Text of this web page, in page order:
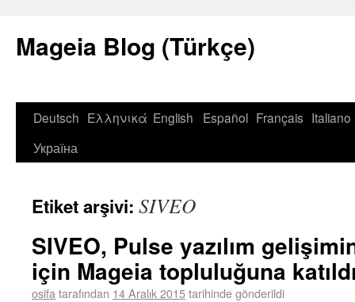
Mageia Blog (Türkçe)
Deutsch Ελληνικά English Español Français Italiano
Україна
Etiket arşivi: SIVEO
SIVEO, Pulse yazılım
için Mageia topluluğuna
osifa tarafından 14 Aralık 2015tarihinde gönderildi